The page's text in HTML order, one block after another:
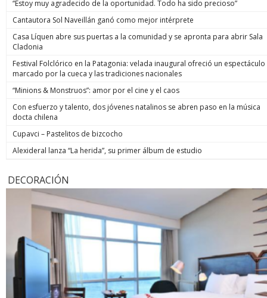
“Estoy muy agradecido de la oportunidad. Todo ha sido precioso”
Cantautora Sol Naveillán ganó como mejor intérprete
Casa Líquen abre sus puertas a la comunidad y se apronta para abrir Sala
Cladonia
Festival Folclórico en la Patagonia: velada inaugural ofreció un espectáculo
marcado por la cueca y las tradiciones nacionales
“Minions & Monstruos”: amor por el cine y el caos
Con esfuerzo y talento, dos jóvenes natalinos se abren paso en la música
docta chilena
Cupavci – Pastelitos de bizcocho
Alexideral lanza “La herida”, su primer álbum de estudio
DECORACIÓN